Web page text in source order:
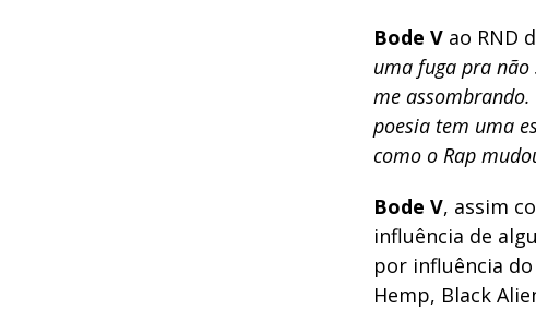
Bode V ao RND
uma fuga pra não
me
poesia tem uma
como o Rap
Bode V, assim
influência de
por influência
Hemp, Black